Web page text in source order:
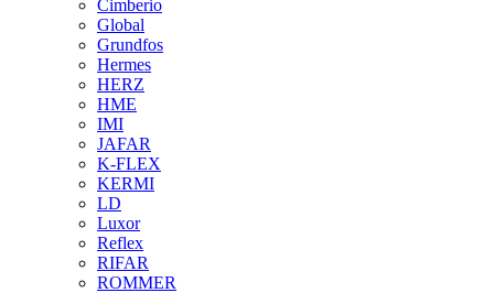
Cimberio
Global
Grundfos
Hermes
HERZ
HME
IMI
JAFAR
K-FLEX
KERMI
LD
Luxor
Reflex
RIFAR
ROMMER